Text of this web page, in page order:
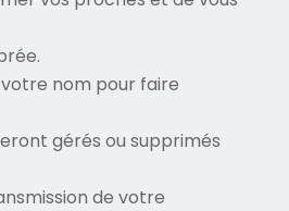
nom pour faire
gérés ou supprimés
de votre